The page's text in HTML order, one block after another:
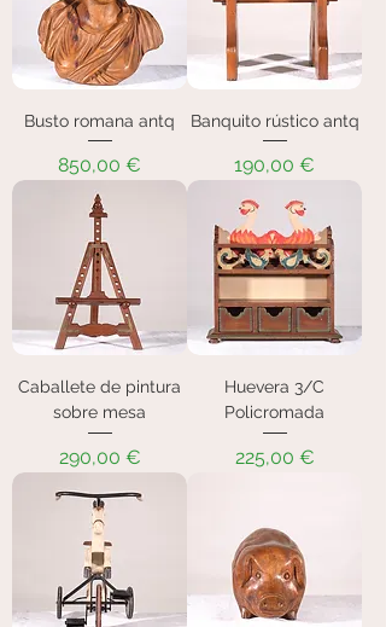
Busto romana antq
Precio
850,00 €
Banquito rústico antq
Precio
190,00 €
Caballete de pintura
sobre mesa
Precio
290,00 €
Huevera 3/C
Policromada
Precio
225,00 €